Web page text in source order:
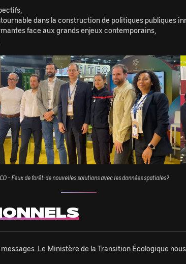
dans la construction de politiques publiques
face aux grands enjeux contemporains,
- Feux de forêt: de nouvelles solutions avec les données spatiales?
Le Ministère de la Transition Écologique